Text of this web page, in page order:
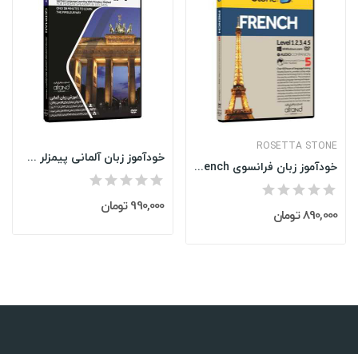
خودآموز زبان آلمانی پیمزلر Pimsleur German
990,000 تومان
ROSETTA STONE
خودآموز زبان فرانسوی Rosetta Stone French نسخه...
890,000 تومان